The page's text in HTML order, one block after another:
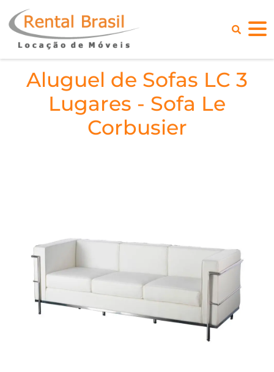
Aluguel de Sofas LC 3
Lugares - Sofa Le
Corbusier